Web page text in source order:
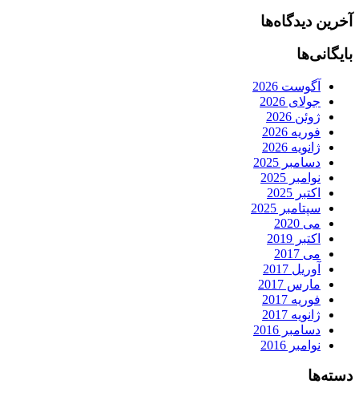
آخرین دیدگاه‌ها
بایگانی‌ها
آگوست 2026
جولای 2026
ژوئن 2026
فوریه 2026
ژانویه 2026
دسامبر 2025
نوامبر 2025
اکتبر 2025
سپتامبر 2025
می 2020
اکتبر 2019
می 2017
آوریل 2017
مارس 2017
فوریه 2017
ژانویه 2017
دسامبر 2016
نوامبر 2016
دسته‌ها